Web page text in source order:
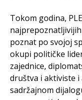
Tokom godina,
poznat po svojoj
okupi političke
zajednice,
društva i aktiviste
sadržajnom